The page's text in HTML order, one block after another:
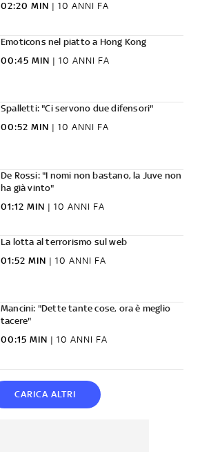
02:20 MIN | 10 ANNI FA
Emoticons nel piatto a Hong Kong
00:45 MIN | 10 ANNI FA
Spalletti: "Ci servono due difensori"
00:52 MIN | 10 ANNI FA
De Rossi: "I nomi non bastano, la Juve non
ha già vinto"
01:12 MIN | 10 ANNI FA
La lotta al terrorismo sul web
01:52 MIN | 10 ANNI FA
Mancini: "Dette tante cose, ora è meglio
tacere"
00:15 MIN | 10 ANNI FA
CARICA ALTRI